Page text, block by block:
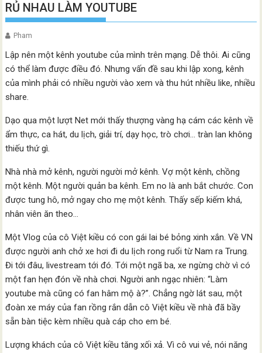
RỦ NHAU LÀM YOUTUBE
Pham
Lập nên một kênh youtube của mình trên mạng. Dễ thôi. Ai cũng
có thể làm được điều đó. Nhưng vấn đề sau khi lập xong, kênh
của mình phải có nhiều người vào xem và thu hút nhiều like, nhiều
share.
Dạo qua một lượt Net mới thấy thượng vàng hạ cám các kênh về
ẩm thực, ca hát, du lịch, giải trí, dạy học, trò chơi… tràn lan không
thiếu thứ gì.
Nhà nhà mở kênh, người người mở kênh. Vợ một kênh, chồng
một kênh. Một người quản ba kênh. Em no là anh bắt chước. Con
được tung hô, mở ngay cho mẹ một kênh. Thấy sếp kiếm khá,
nhân viên ăn theo…
Một Vlog của cô Việt kiều có con gái lai bé bỏng xinh xắn. Về VN
được người anh chở xe hơi đi du lịch rong ruổi từ Nam ra Trung.
Đi tới đâu, livestream tới đó. Tới một ngã ba, xe ngừng chờ vì có
một fan hẹn đón về nhà chơi. Người anh ngạc nhiên: “Làm
youtube mà cũng có fan hâm mộ à?”. Chẳng ngờ lát sau, một
đoàn xe máy của fan rồng rắn dẫn cô Việt kiều về nhà đã bầy
sẵn bàn tiệc kèm nhiều quà cáp cho em bé.
Lượng khách của cô Việt kiều tăng xối xả. Vì cô vui vẻ, nói năng